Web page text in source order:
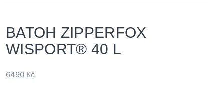
BATOH ZIPPERFOX
WISPORT® 40 L
6490 Kč